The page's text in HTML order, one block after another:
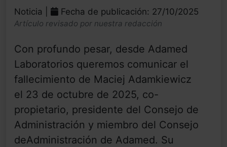
Noticia | Fecha de publicación: 27/10/2025
Artículo revisado por nuestra redacción
Con profundo pesar, desde Adamed
Laboratorios queremos comunicar el
fallecimiento de Maciej Adamkiewicz
el 23 de octubre de 2025, co-
propietario, presidente del Consejo de
Administración y miembro del Consejo
deAdministración de Adamed. Su